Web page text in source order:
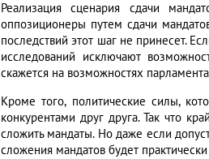
Реализация сценария сдачи
оппозиционеры путем сдачи
последствий этот шаг не принесет.
исследований исключают
скажется на возможностях
Кроме того, политические силы,
конкурентами друг друга. Так что
сложить мандаты. Но даже если
сложения мандатов будет